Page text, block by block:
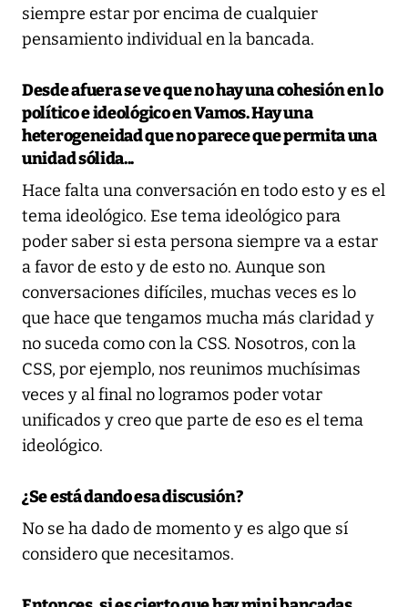
siempre estar por encima de cualquier
pensamiento individual en la bancada.
Desde afuera se ve que no hay una cohesión en lo
político e ideológico en Vamos. Hay una
heterogeneidad que no parece que permita una
unidad sólida...
Hace falta una conversación en todo esto y es el
tema ideológico. Ese tema ideológico para
poder saber si esta persona siempre va a estar
a favor de esto y de esto no. Aunque son
conversaciones difíciles, muchas veces es lo
que hace que tengamos mucha más claridad y
no suceda como con la CSS. Nosotros, con la
CSS, por ejemplo, nos reunimos muchísimas
veces y al final no logramos poder votar
unificados y creo que parte de eso es el tema
ideológico.
¿Se está dando esa discusión?
No se ha dado de momento y es algo que sí
considero que necesitamos.